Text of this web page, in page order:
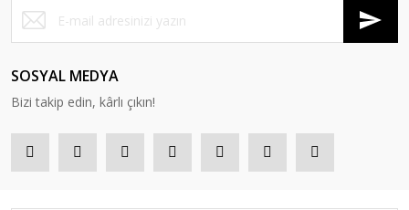
SOSYAL MEDYA
Bizi takip edin, kârlı çıkın!